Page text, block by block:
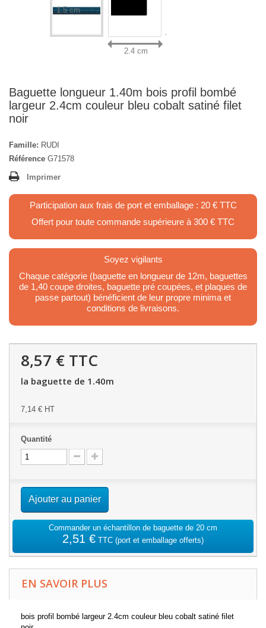
2.4 cm
1.5 cm
Baguette longueur 1.40m bois profil bombé
largeur 2.4cm couleur bleu cobalt satiné filet
noir
Famille: RUDI
Référence G71578
Imprimer
Participation aux frais de port et emballage : 20 € TTC
Offert pour toute commande supérieure à 300 € TTC
Soyez vigilants
Chaque catégorie (baguette en longueur de 12m, baguettes
de 1,40 coupe droites, baguette pré coupées, et plaques de
passe partout) bénéficient de leur propre minima et
conditions de livraisons.
8,57 € TTC
la baguette de 1.40m
7,14 € HT
Quantité
Ajouter au panier
Commander un échantillon de baguette de 20 cm
2,51 € TTC (port et emballage offerts)
EN SAVOIR PLUS
bois profil bombé largeur 2.4cm couleur bleu cobalt satiné filet